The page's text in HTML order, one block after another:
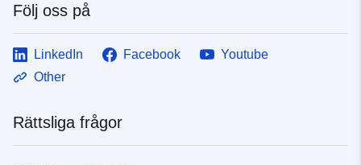
Följ oss på
LinkedIn Facebook
Youtube
Other
Rättsliga frågor